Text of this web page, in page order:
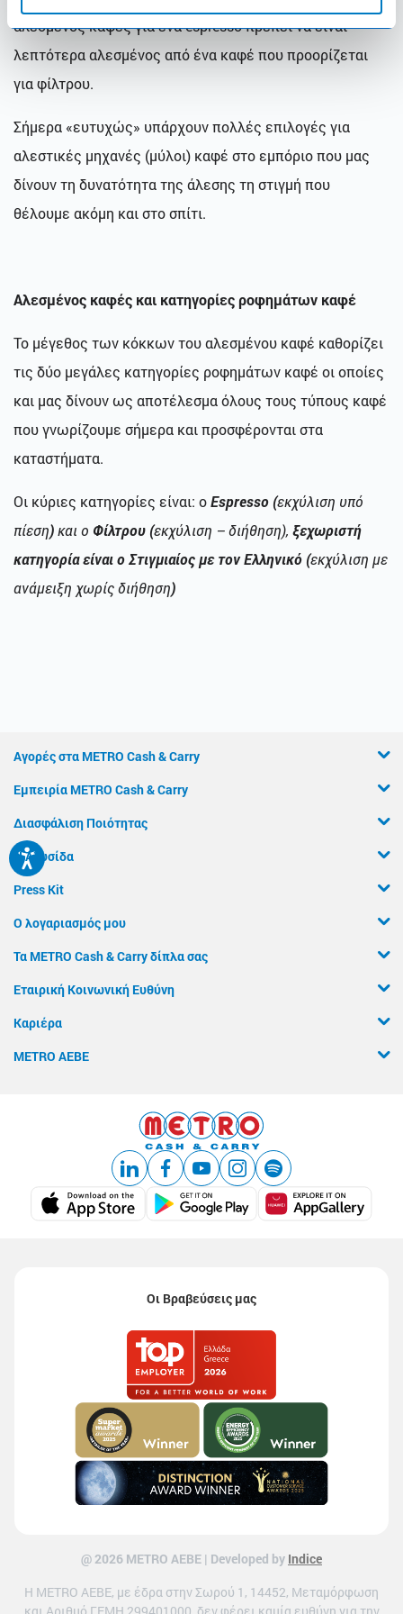
αλεσμένος καφές για ένα espresso πρέπει να είναι
λεπτότερα αλεσμένος από ένα καφέ που προορίζεται
για φίλτρου.
Σήμερα «ευτυχώς» υπάρχουν πολλές επιλογές για
αλεστικές μηχανές (μύλοι) καφέ στο εμπόριο που μας
δίνουν τη δυνατότητα της άλεσης τη στιγμή που
θέλουμε ακόμη και στο σπίτι.
Αλεσμένος καφές και κατηγορίες ροφημάτων καφέ
Το μέγεθος των κόκκων του αλεσμένου καφέ καθορίζει
τις δύο μεγάλες κατηγορίες ροφημάτων καφέ οι οποίες
και μας δίνουν ως αποτέλεσμα όλους τους τύπους καφέ
που γνωρίζουμε σήμερα και προσφέρονται στα
καταστήματα.
Οι κύριες κατηγορίες είναι: οEspresso (εκχύλιση υπό
πίεση)και ο Φίλτρου (εκχύλιση – διήθηση), ξεχωριστή
κατηγορία είναι ο Στιγμιαίος με τον Ελληνικό (εκχύλιση με
ανάμειξη χωρίς διήθηση)
Αγορές στα METRO Cash & Carry
Εμπειρία METRO Cash & Carry
Διασφάλιση Ποιότητας
Η Αλυσίδα
Press Kit
Ο λογαριασμός μου
Τα METRO Cash & Carry δίπλα σας
Εταιρική Κοινωνική Ευθύνη
Καριέρα
METRO ΑΕΒΕ
Οι Βραβεύσεις μας
@ 2026 ΜETRO AEBE | Developed by Indice
Η METRO ΑΕΒΕ, με έδρα στην Σωρού 1, 14452, Μεταμόρφωση